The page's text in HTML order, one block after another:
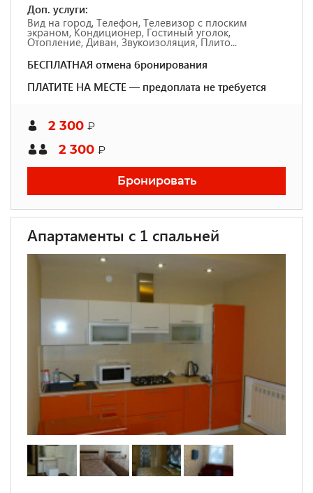
Доп. услуги:
Вид на город, Телефон, Телевизор с плоским
экраном, Кондиционер, Гостиный уголок,
Отопление, Диван, Звукоизоляция, Плито...
БЕСПЛАТНАЯ отмена бронирования
ПЛАТИТЕ НА МЕСТЕ — предоплата не требуется
2 300 ₽
2 300 ₽
Бронировать
Апартаменты с 1 спальней